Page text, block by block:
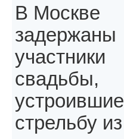
В Москве
задержаны
участники
свадьбы,
устроившие
стрельбу из